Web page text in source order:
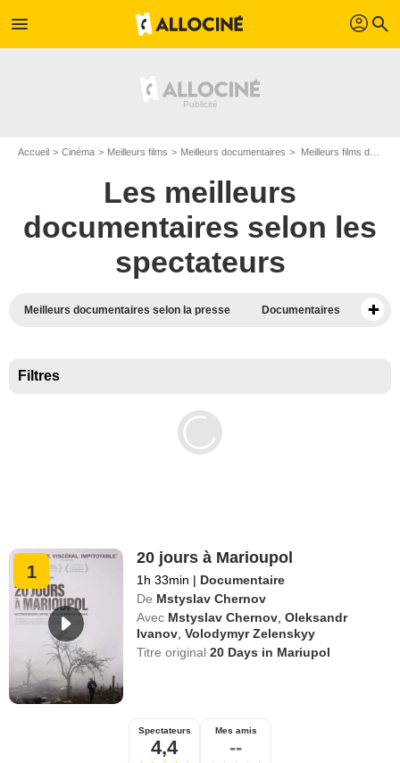
menu profil search
Accueil Cinéma Meilleurs films Meilleurs documentaires Meilleurs films documentaires ukrainiens
Les meilleurs
documentaires selon les
spectateurs
Meilleurs documentaires selon la presse Documentaires
Filtres
1
20 jours à Marioupol
1h 33min | Documentaire
De Mstyslav Chernov
Avec Mstyslav Chernov ,Oleksandr
Ivanov ,Volodymyr Zelenskyy
Titre original20 Days in Mariupol
Spectateurs
4,4
Mes amis
--